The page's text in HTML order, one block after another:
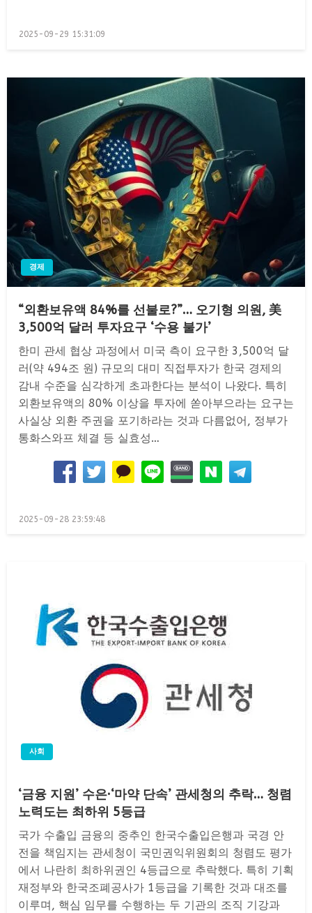
Posted
2025-09-29 15:31:09
경제
“외환보유액 84%를 선불로?”… 오기형 의원, 美
3,500억 달러 투자요구 ‘수용 불가’
한미 관세 협상 과정에서 미국 측이 요구한 3,500억 달
러(약 494조 원) 규모의 대미 직접투자가 한국 경제의
감내 수준을 심각하게 초과한다는 분석이 나왔다. 특히
외환보유액의 80% 이상을 투자에 쏟아부으라는 요구는
사실상 외환 주권을 포기하라는 것과 다름없어, 정부가
통화스와프 체결 등 실효성…
Posted
2025-09-28 23:59:48
사회
‘금융 지원’ 수은·‘마약 단속’ 관세청의 추락… 청렴
노력도는 최하위 5등급
국가 수출입 금융의 중추인 한국수출입은행과 국경 안
전을 책임지는 관세청이 국민권익위원회의 청렴도 평가
에서 나란히 최하위권인 4등급으로 추락했다. 특히 기획
재정부와 한국조폐공사가 1등급을 기록한 것과 대조를
이루며, 핵심 임무를 수행하는 두 기관의 조직 기강과